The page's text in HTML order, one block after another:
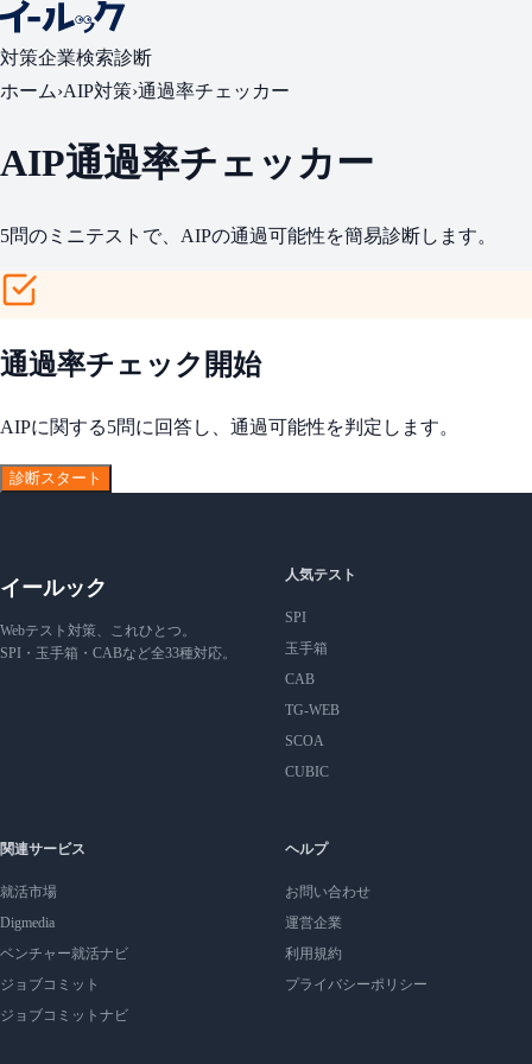
対策企業検索診断
ホーム›AIP対策›通過率チェッカー
AIP通過率チェッカー
5問のミニテストで、AIPの通過可能性を簡易診断します。
通過率チェック開始
AIPに関する5問に回答し、通過可能性を判定します。
診断スタート
イールック
Webテスト対策、これひとつ。
SPI・玉手箱・CABなど全33種対応。
人気テスト
SPI
玉手箱
CAB
TG-WEB
SCOA
CUBIC
関連サービス
就活市場
Digmedia
ベンチャー就活ナビ
ジョブコミット
ジョブコミットナビ
ヘルプ
お問い合わせ
運営企業
利用規約
プライバシーポリシー